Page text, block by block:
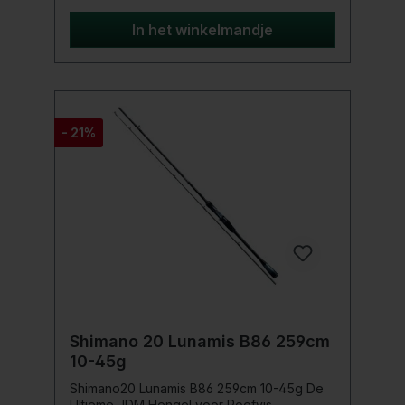
Hochmodulus-Carbon-blanks SeaGuide
CCS roestvrijstalen ringen met SiN-
inzetstukken Double-Lock reelhouder
Competition Ready-To-Fish
In het winkelmandje
- 21%
Shimano 20 Lunamis B86 259cm
10-45g
Shimano20 Lunamis B86 259cm 10-45g De